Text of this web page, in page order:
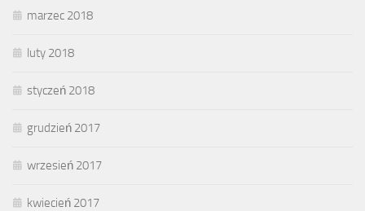
marzec 2018
luty 2018
styczeń 2018
grudzień 2017
wrzesień 2017
kwiecień 2017